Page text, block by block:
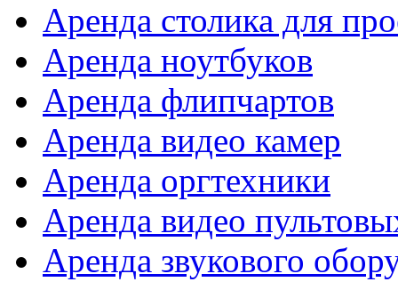
Аренда столика для
Аренда ноутбуков
Аренда флипчартов
Аренда видео камер
Аренда оргтехники
Аренда видео
Аренда звукового